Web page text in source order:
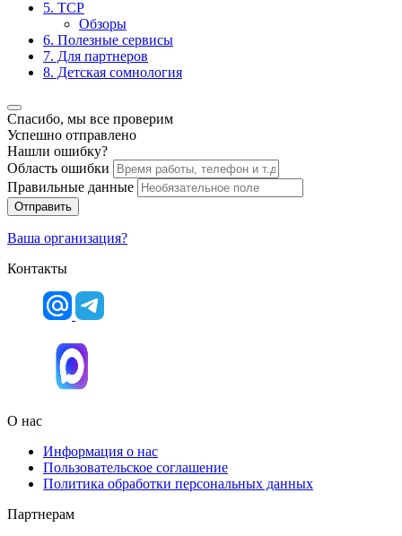
5. ТСР
Обзоры
6. Полезные сервисы
7. Для партнеров
8. Детская сомнология
Спасибо, мы все проверим
Успешно отправлено
Нашли ошибку?
Область ошибки
Правильные данные
Отправить
Ваша организация?
Контакты
О нас
Информация о нас
Пользовательское соглашение
Политика обработки персональных данных
Партнерам